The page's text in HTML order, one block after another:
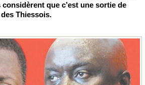
considèrent que c’est une sortie de
Thiessois.